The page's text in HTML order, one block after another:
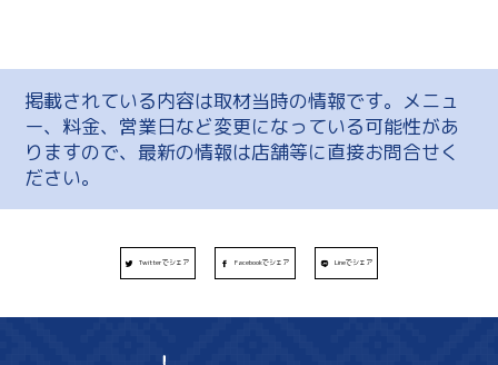
掲載されている内容は取材当時の情報です。メニュ
ー、料金、営業日など変更になっている可能性があ
りますので、最新の情報は店舗等に直接お問合せく
ださい。
Twitterでシェア Facebookでシェア Lineでシェア